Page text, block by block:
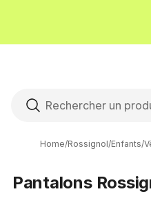
Home/Rossignol/Enfants/
Pantalons